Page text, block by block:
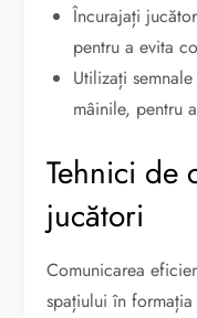
Încurajați
pentru a evita
Utilizați
mâinile, pentru
Tehnici de
jucători
Comunicarea
spațiului în